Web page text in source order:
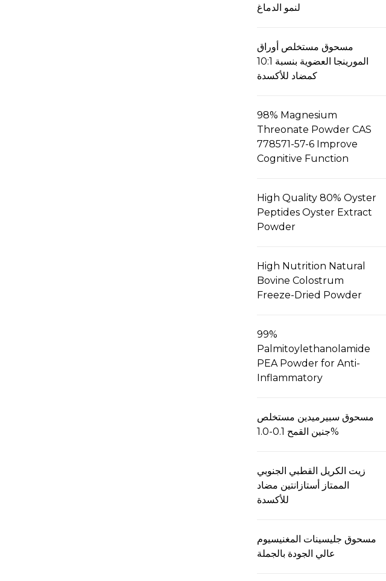
لنمو الدماغ
مسحوق مستخلص أوراق
المورينجا العضوية بنسبة 10:1
كمضاد للأكسدة
98% Magnesium
Threonate Powder CAS
778571-57-6 Improve
Cognitive Function
High Quality 80% Oyster
Peptides Oyster Extract
Powder
High Nutrition Natural
Bovine Colostrum
Freeze-Dried Powder
99%
Palmitoylethanolamide
PEA Powder for Anti-
Inflammatory
مسحوق سبيرميدين مستخلص
جنين القمح 0.1-1.0%
زيت الكريل القطبي الجنوبي
الممتاز أستازانتين مضاد
للأكسدة
مسحوق جليسينات المغنيسيوم
عالي الجودة بالجملة